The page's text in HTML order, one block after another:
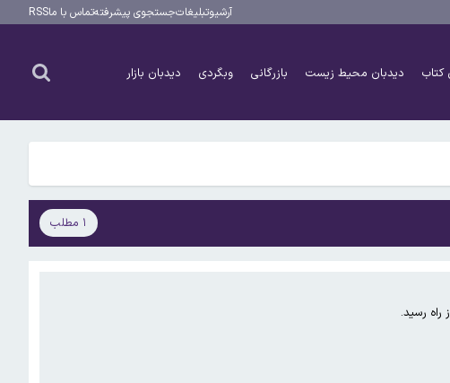
آرشیوتبلیغاتجستجوی پیشرفتهتماس با ماRSS
کتاب دیدبان محیط زیست بازرگانی وبگردی دیدبان بازار
۱ مطلب